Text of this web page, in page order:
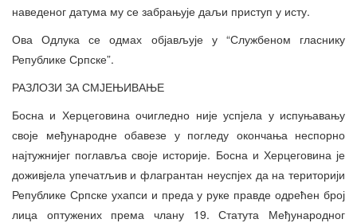
наведеног датума му се забрањује даљи приступ у исту.
Ова Одлука се одмах објављује у “Службеном гласнику
Републике Српске”.
РАЗЛОЗИ ЗА СМЈЕЊИВАЊЕ
Босна и Херцеговина очигледно није успјела у испуњавању
своје међународне обавезе у погледу окончања неспорно
најтужнијег поглавља своје историје. Босна и Херцеговина је
доживјела упечатљив и флагрантан неуспјех да на територији
Републике Српске ухапси и преда у руке правде одрећен број
лица оптужених према члану 19. Статута Међународног